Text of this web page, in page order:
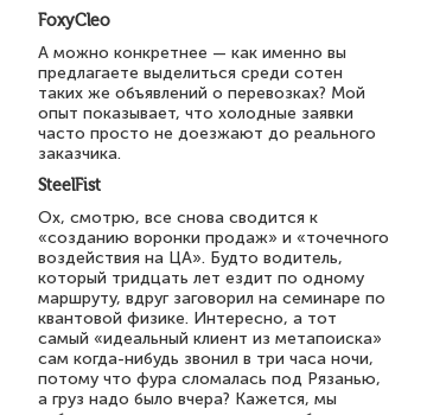
FoxyCleo
А можно конкретнее — как именно вы
предлагаете выделиться среди сотен
таких же объявлений о перевозках? Мой
опыт показывает, что холодные заявки
часто просто не доезжают до реального
заказчика.
SteelFist
Ох, смотрю, все снова сводится к
«созданию воронки продаж» и «точечного
воздействия на ЦА». Будто водитель,
который тридцать лет ездит по одному
маршруту, вдруг заговорил на семинаре по
квантовой физике. Интересно, а тот
самый «идеальный клиент из метапоиска»
сам когда-нибудь звонил в три часа ночи,
потому что фура сломалась под Рязанью,
а груз надо было вчера? Кажется, мы